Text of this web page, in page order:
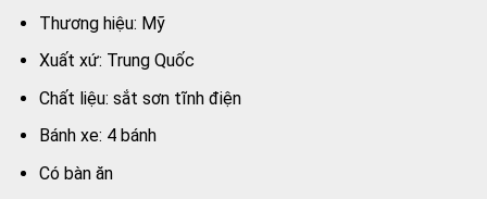
Thương hiệu: Mỹ
Xuất xứ: Trung Quốc
Chất liệu: sắt sơn tĩnh điện
Bánh xe: 4 bánh
Có bàn ăn